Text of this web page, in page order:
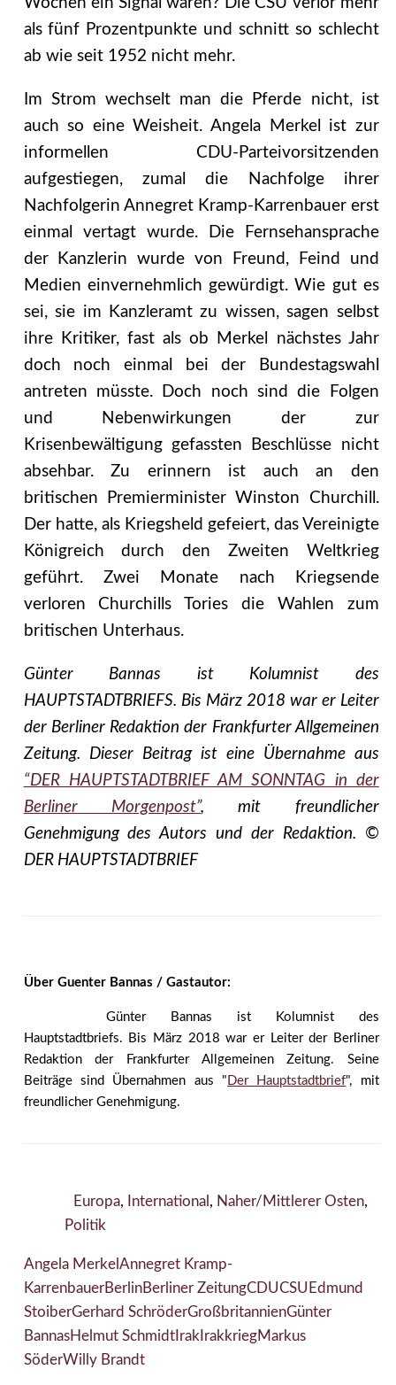
Wochen ein Signal waren? Die CSU verlor mehr
als fünf Prozentpunkte und schnitt so schlecht
ab wie seit 1952 nicht mehr.
Im Strom wechselt man die Pferde nicht, ist
auch so eine Weisheit. Angela Merkel ist zur
informellen CDU-Parteivorsitzenden
aufgestiegen, zumal die Nachfolge ihrer
Nachfolgerin Annegret Kramp-Karrenbauer erst
einmal vertagt wurde. Die Fernsehansprache
der Kanzlerin wurde von Freund, Feind und
Medien einvernehmlich gewürdigt. Wie gut es
sei, sie im Kanzleramt zu wissen, sagen selbst
ihre Kritiker, fast als ob Merkel nächstes Jahr
doch noch einmal bei der Bundestagswahl
antreten müsste. Doch noch sind die Folgen
und Nebenwirkungen der zur
Krisenbewältigung gefassten Beschlüsse nicht
absehbar. Zu erinnern ist auch an den
britischen Premierminister Winston Churchill.
Der hatte, als Kriegsheld gefeiert, das Vereinigte
Königreich durch den Zweiten Weltkrieg
geführt. Zwei Monate nach Kriegsende
verloren Churchills Tories die Wahlen zum
britischen Unterhaus.
Günter Bannas ist Kolumnist des
HAUPTSTADTBRIEFS. Bis März 2018 war er Leiter
der Berliner Redaktion der Frankfurter Allgemeinen
Zeitung. Dieser Beitrag ist eine Übernahme aus
“DER HAUPTSTADTBRIEF AM SONNTAG in der
Berliner Morgenpost”, mit freundlicher
Genehmigung des Autors und der Redaktion. ©
DER HAUPTSTADTBRIEF
Über Guenter Bannas / Gastautor:
Günter Bannas ist Kolumnist des
Hauptstadtbriefs. Bis März 2018 war er Leiter der Berliner
Redaktion der Frankfurter Allgemeinen Zeitung. Seine
Beiträge sind Übernahmen aus " Der Hauptstadtbrief", mit
freundlicher Genehmigung.
Europa, International , Naher/Mittlerer Osten,
Politik
Angela Merkel Annegret Kramp-
KarrenbauerBerlinBerliner ZeitungCDUCSU Edmund
StoiberGerhard SchröderGroßbritannienGünter
BannasHelmut SchmidtIrak IrakkriegMarkus
SöderWilly Brandt